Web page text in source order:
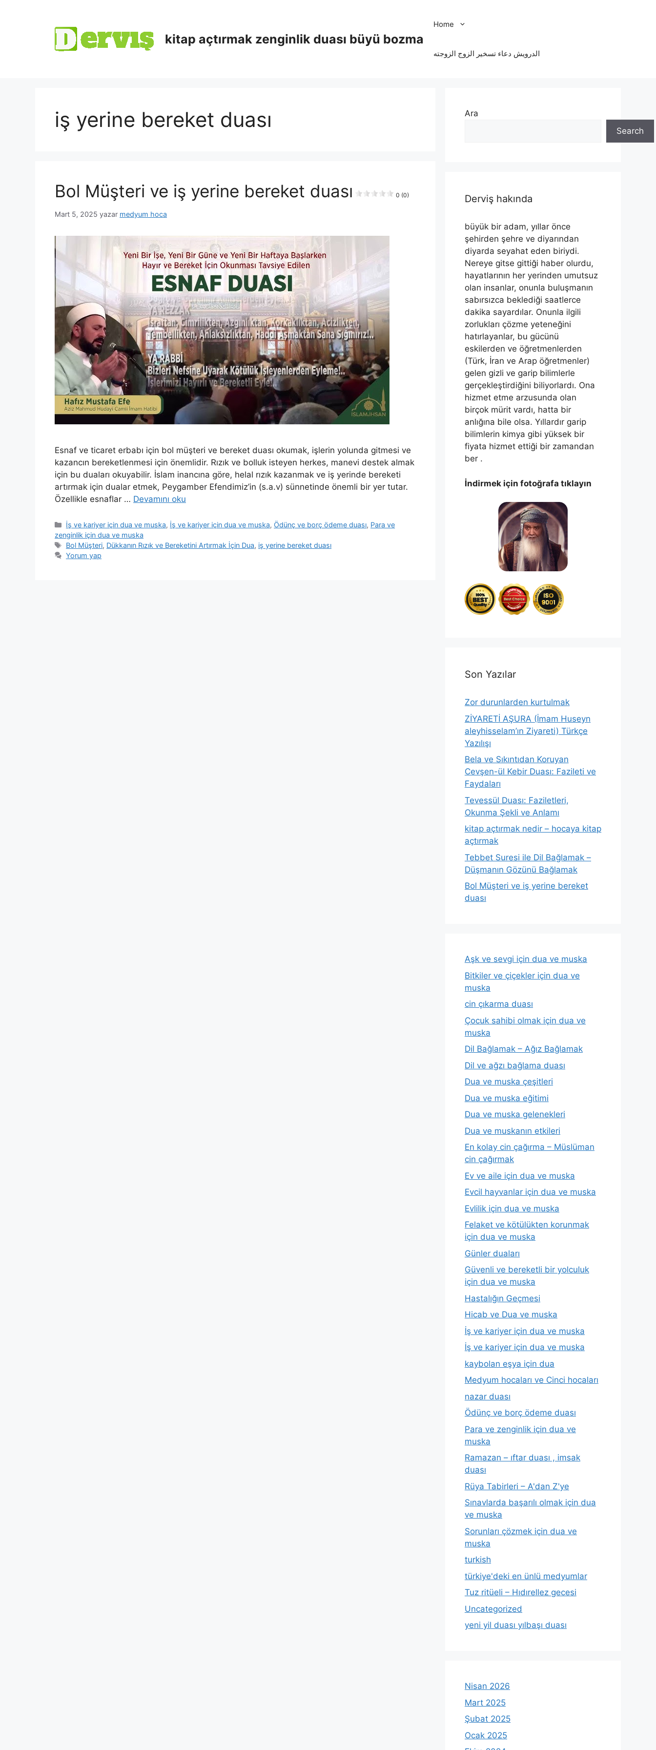
kitap açtırmak zenginlik duası büyü bozma
Home
الدرویش دعاء تسخير الزوج الزوجته
iş yerine bereket duası
Bol Müşteri ve iş yerine bereket duası 0 (0)
Mart 5, 2025 yazar medyum hoca
Esnaf ve ticaret erbabı için bol müşteri ve bereket duası okumak, işlerin yolunda gitmesi ve
kazancın bereketlenmesi için önemlidir. Rızık ve bolluk isteyen herkes, manevi destek almak
için bu duaları okuyabilir. İslam inancına göre, helal rızık kazanmak ve iş yerinde bereketi
artırmak için dualar etmek, Peygamber Efendimiz’in (s.a.v) sünnetinde önemli bir yer tutar.
Özellikle esnaflar … Devamını oku
İş ve kariyer için dua ve muska, İş ve kariyer için dua ve muska, Ödünç ve borç ödeme duası, Para ve
zenginlik için dua ve muska
Bol Müşteri, Dükkanın Rızık ve Bereketini Artırmak İçin Dua, iş yerine bereket duası
Yorum yap
Ara
Search
Derviş hakında
büyük bir adam, yıllar önce
şehirden şehre ve diyarından
diyarda seyahat eden biriydi.
Nereye gitse gittiği haber olurdu,
hayatlarının her yerinden umutsuz
olan insanlar, onunla buluşmanın
sabırsızca beklediği saatlerce
dakika sayardılar. Onunla ilgili
zorlukları çözme yeteneğini
hatırlayanlar, bu gücünü
eskilerden ve öğretmenlerden
(Türk, İran ve Arap öğretmenler)
gelen gizli ve garip bilimlerle
gerçekleştirdiğini biliyorlardı. Ona
hizmet etme arzusunda olan
birçok mürit vardı, hatta bir
anlığına bile olsa. Yıllardır garip
bilimlerin kimya gibi yüksek bir
fiyata hizmet ettiği bir zamandan
ber .
İndirmek için fotoğrafa tıklayın
Son Yazılar
Zor durunlarden kurtulmak
ZİYARETİ AŞURA (İmam Huseyn
aleyhisselam’ın Ziyareti) Türkçe
Yazılışı
Bela ve Sıkıntıdan Koruyan
Cevşen-ül Kebir Duası: Fazileti ve
Faydaları
Tevessül Duası: Faziletleri,
Okunma Şekli ve Anlamı
kitap açtırmak nedir – hocaya kitap
açtırmak
Tebbet Suresi ile Dil Bağlamak –
Düşmanın Gözünü Bağlamak
Bol Müşteri ve iş yerine bereket
duası
Aşk ve sevgi için dua ve muska
Bitkiler ve çiçekler için dua ve
muska
cin çıkarma duası
Çocuk sahibi olmak için dua ve
muska
Dil Bağlamak – Ağız Bağlamak
Dil ve ağzı bağlama duası
Dua ve muska çeşitleri
Dua ve muska eğitimi
Dua ve muska gelenekleri
Dua ve muskanın etkileri
En kolay cin çağırma – Müslüman
cin çağırmak
Ev ve aile için dua ve muska
Evcil hayvanlar için dua ve muska
Evlilik için dua ve muska
Felaket ve kötülükten korunmak
için dua ve muska
Günler duaları
Güvenli ve bereketli bir yolculuk
için dua ve muska
Hastalığın Geçmesi
Hicab ve Dua ve muska
İş ve kariyer için dua ve muska
İş ve kariyer için dua ve muska
kaybolan eşya için dua
Medyum hocaları ve Cinci hocaları
nazar duası
Ödünç ve borç ödeme duası
Para ve zenginlik için dua ve
muska
Ramazan – ıftar duası , imsak
duası
Rüya Tabirleri – A'dan Z'ye
Sınavlarda başarılı olmak için dua
ve muska
Sorunları çözmek için dua ve
muska
turkish
türkiye'deki en ünlü medyumlar
Tuz ritüeli – Hıdırellez gecesi
Uncategorized
yeni yil duası yılbaşı duası
Nisan 2026
Mart 2025
Şubat 2025
Ocak 2025